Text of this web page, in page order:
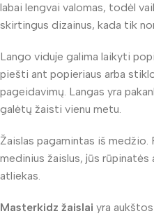
labai lengvai valomas, todėl
skirtingus dizainus, kada tik
Lango viduje galima laikyti
piešti ant popieriaus arba
pageidavimų. Langas yra
galėtų žaisti vienu metu.
Žaislas pagamintas iš medžio.
medinius žaislus, jūs
atliekas.
Masterkidz žaislai yra